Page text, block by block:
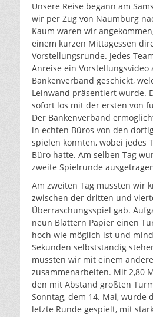
Unsere Reise begann am
wir per Zug von Naumburg
Kaum waren wir
einem kurzen Mittagessen
Vorstellungsrunde. Jedes
Anreise ein Vorstellungsvideo
Bankenverband geschickt,
Leinwand präsentiert wurde.
sofort los mit der ersten von
Der Bankenverband
in echten Büros von den
spielen konnten, wobei jedes
Büro hatte. Am selben Tag
zweite Spielrunde
Am zweiten Tag mussten wir
zwischen der dritten und
Überraschungsspiel gab.
neun Blättern Papier einen
hoch wie möglich ist und
Sekunden selbstständig
mussten wir mit einem
zusammenarbeiten. Mit 2,80
den mit Abstand größten
Sonntag, dem 14. Mai, wurde
letzte Runde gespielt, mit